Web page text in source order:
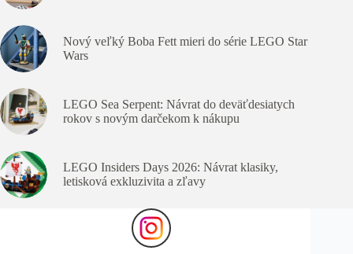
Nový veľký Boba Fett mieri do série LEGO Star
Wars
LEGO Sea Serpent: Návrat do deväťdesiatych
rokov s novým darčekom k nákupu
LEGO Insiders Days 2026: Návrat klasiky,
letisková exkluzivita a zľavy